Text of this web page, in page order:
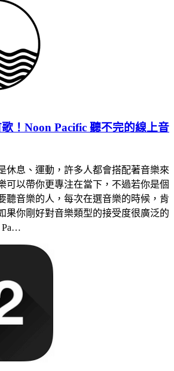
！Noon Pacific 聽不完的線上音
休息、運動，許多人都會搭配著音樂來
可以帶你更專注在當下，不過若你是個
聽音樂的人，每次在選音樂的時候，肯
果你剛好對音樂類型的接受度很廣泛的
Pa…